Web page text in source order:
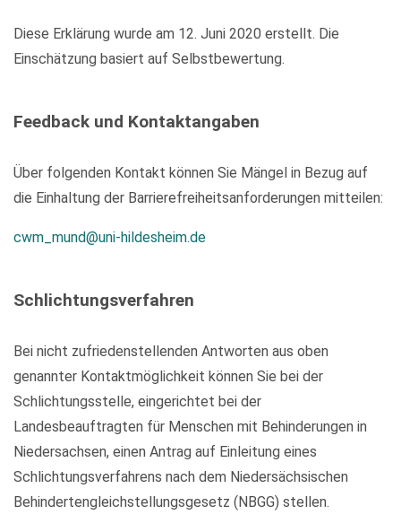
Diese Erklärung wurde am 12. Juni 2020 erstellt. Die
Einschätzung basiert auf Selbstbewertung.
Feedback und Kontaktangaben
Über folgenden Kontakt können Sie Mängel in Bezug auf
die Einhaltung der Barrierefreiheitsanforderungen mitteilen:
cwm_mund@uni-hildesheim.de
Schlichtungsverfahren
Bei nicht zufriedenstellenden Antworten aus oben
genannter Kontaktmöglichkeit können Sie bei der
Schlichtungsstelle, eingerichtet bei der
Landesbeauftragten für Menschen mit Behinderungen in
Niedersachsen, einen Antrag auf Einleitung eines
Schlichtungsverfahrens nach dem Niedersächsischen
Behindertengleichstellungsgesetz (NBGG) stellen.